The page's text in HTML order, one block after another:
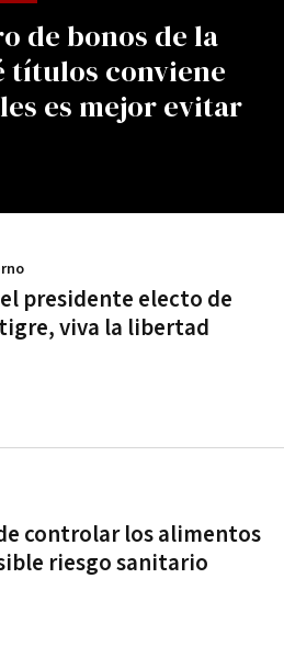
de bonos de la
títulos conviene
es mejor evitar
presidente electo de
viva la libertad
controlar los alimentos
riesgo sanitario